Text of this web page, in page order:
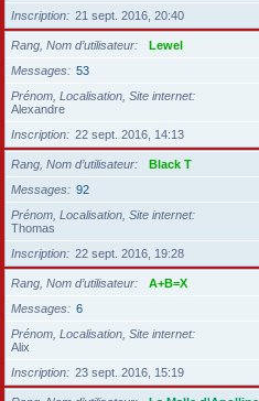
Inscription
21 sept. 2016, 20:40
Rang, Nom d’utilisateur
Lewel
Messages
53
Prénom, Localisation, Site internet
Alexandre
Inscription
22 sept. 2016, 14:13
Rang, Nom d’utilisateur
Black T
Messages
92
Prénom, Localisation, Site internet
Thomas
Inscription
22 sept. 2016, 19:28
Rang, Nom d’utilisateur
A+B=X
Messages
6
Prénom, Localisation, Site internet
Alix
Inscription
23 sept. 2016, 15:19